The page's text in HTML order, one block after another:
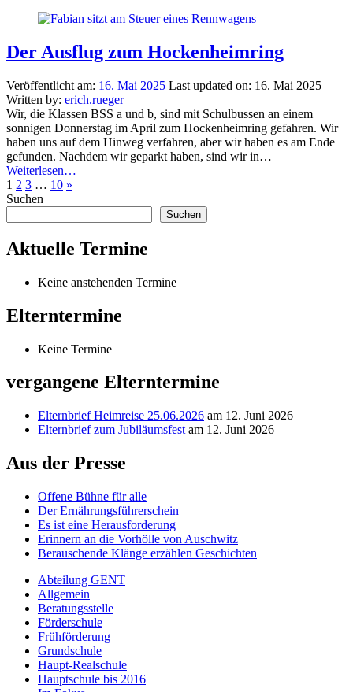
GG4
Ausflug
im
Tierpark”
Der Ausflug zum Hockenheimring
Veröffentlicht am: 16. Mai 2025 Last updated on: 16. Mai 2025
Written by: erich.rueger
Wir, die Klassen BSS a und b, sind mit Schulbussen an einem
sonnigen Donnerstag im April zum Hockenheimring gefahren. Wir
haben uns auf dem Hinweg verfahren, aber wir haben es am Ende
gefunden. Nachdem wir geparkt haben, sind wir in…
Weiterlesen
Ausflug
…
1 2 3 … 10 Nächste
»
Suchen
Suchen
Aktuelle Termine
Keine anstehenden Termine
Elterntermine
Keine Termine
vergangene Elterntermine
Elternbrief Heimreise 25.06.2026 am 12. Juni 2026
Elternbrief zum Jubiläumsfest am 12. Juni 2026
Aus der Presse
Offene Bühne für alle
Der Ernährungsführerschein
Es ist eine Herausforderung
Erinnern an die Vorhölle von Auschwitz
Berauschende Klänge erzählen Geschichten
Abteilung GENT
Allgemein
Beratungsstelle
Förderschule
Frühförderung
Grundschule
Haupt-Realschule
Hauptschule bis 2016